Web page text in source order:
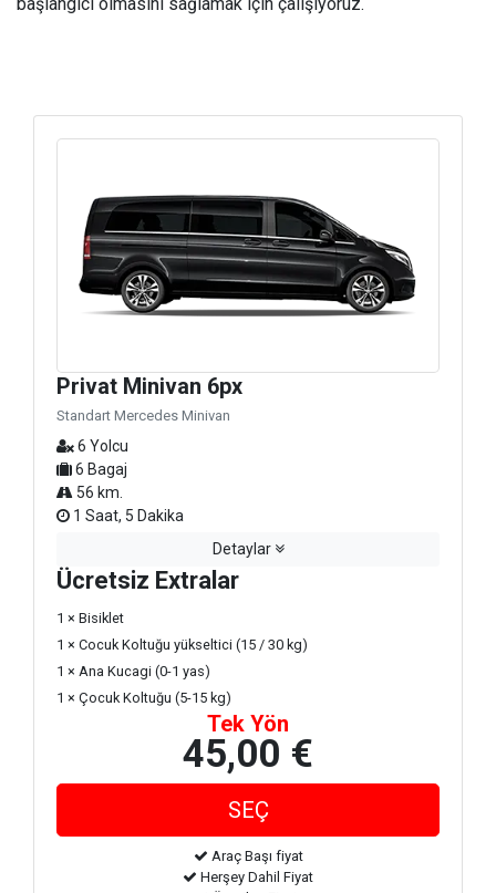
Privat Minivan 6px
Standart Mercedes Minivan
6 Yolcu
6 Bagaj
56 km.
1 Saat, 5 Dakika
Detaylar
Ücretsiz Extralar
1 × Bisiklet
1 × Cocuk Koltuğu yükseltici (15 / 30 kg)
1 × Ana Kucagi (0-1 yas)
1 × Çocuk Koltuğu (5-15 kg)
Tek Yön
45,00 €
Araç Başı fiyat
Herşey Dahil Fiyat